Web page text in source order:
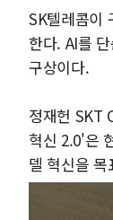
SK텔레콤이
한다. AI를
구상이다.
정재헌 SKT
혁신 2.0'은
델 혁신을 목